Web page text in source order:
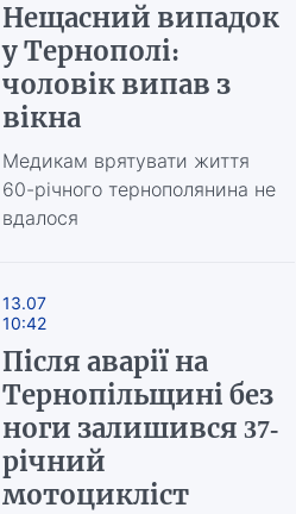
Нещасний випадок
у Тернополі:
чоловік випав з
вікна
Медикам врятувати життя
60-річного тернополянина не
вдалося
13.07
10:42
Після аварії на
Тернопільщині без
ноги залишився 37-
річний
мотоцикліст